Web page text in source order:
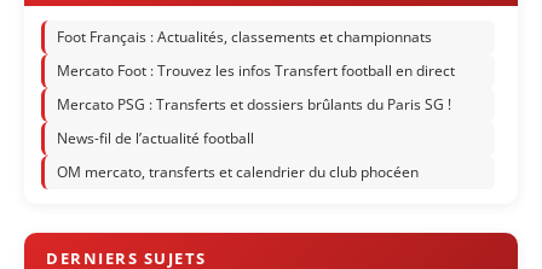
Foot Français : Actualités, classements et championnats
Mercato Foot : Trouvez les infos Transfert football en direct
Mercato PSG : Transferts et dossiers brûlants du Paris SG !
News-fil de l’actualité football
OM mercato, transferts et calendrier du club phocéen